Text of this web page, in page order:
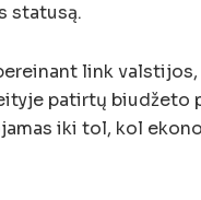
statusą.
link
patirtų biudžeto
iki tol, kol